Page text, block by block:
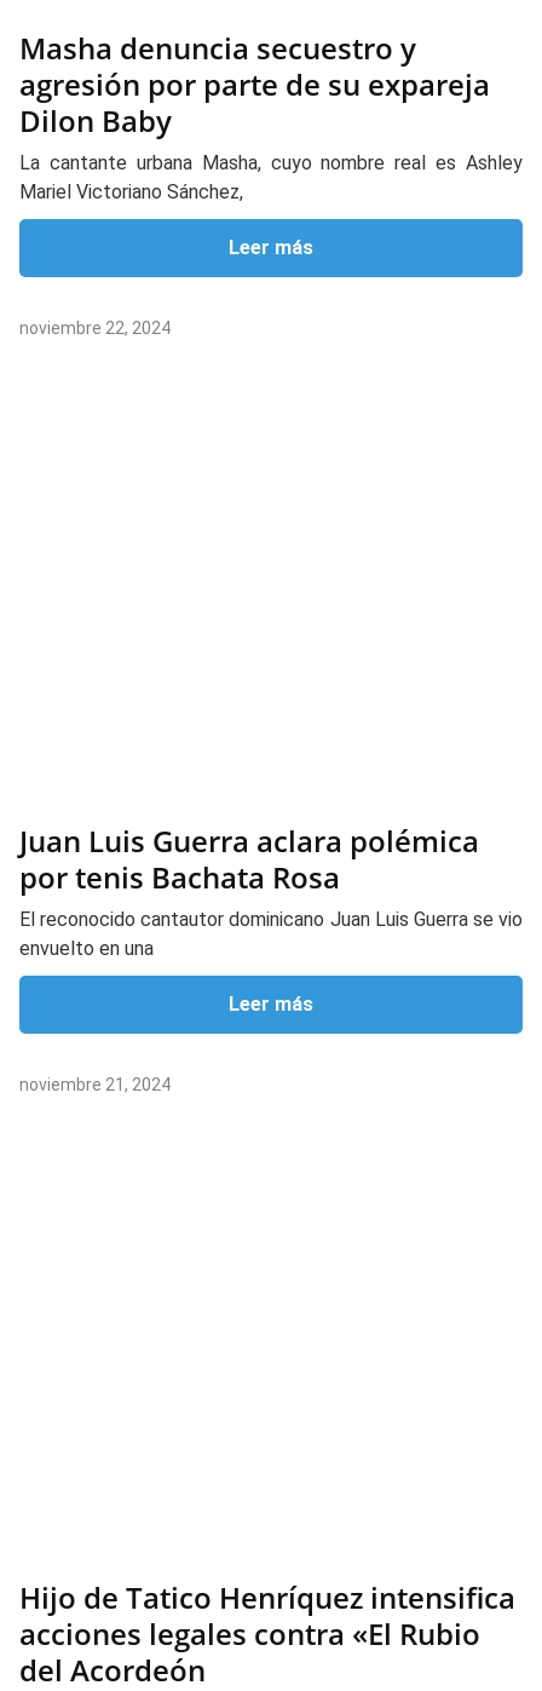
Masha denuncia secuestro y
agresión por parte de su expareja
Dilon Baby
La cantante urbana Masha, cuyo nombre real es Ashley
Mariel Victoriano Sánchez,
Leer más
noviembre 22, 2024
Juan Luis Guerra aclara polémica
por tenis Bachata Rosa
El reconocido cantautor dominicano Juan Luis Guerra se vio
envuelto en una
Leer más
noviembre 21, 2024
Hijo de Tatico Henríquez intensifica
acciones legales contra «El Rubio
del Acordeón